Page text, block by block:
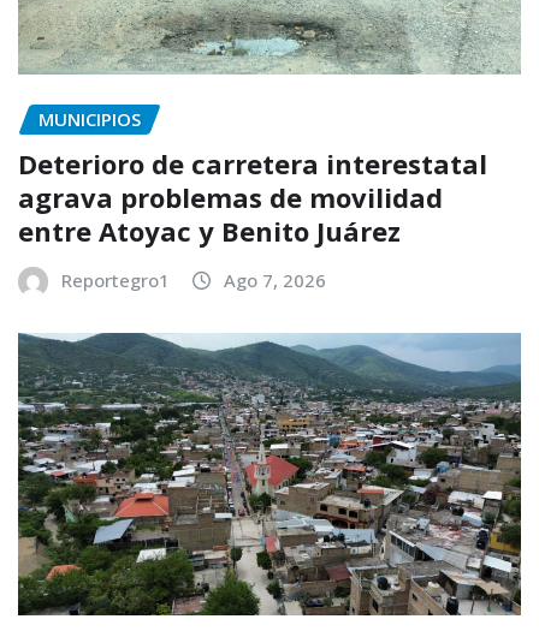
MUNICIPIOS
Deterioro de carretera interestatal
agrava problemas de movilidad
entre Atoyac y Benito Juárez
Reportegro1 Ago 7, 2026